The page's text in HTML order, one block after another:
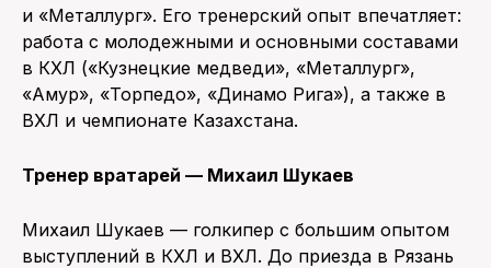
и «Металлург». Его тренерский опыт впечатляет:
работа с молодежными и основными составами
в КХЛ («Кузнецкие медведи», «Металлург»,
«Амур», «Торпедо», «Динамо Рига»), а также в
ВХЛ и чемпионате Казахстана.
Тренер вратарей — Михаил Шукаев
Михаил Шукаев — голкипер с большим опытом
выступлений в КХЛ и ВХЛ. До приезда в Рязань